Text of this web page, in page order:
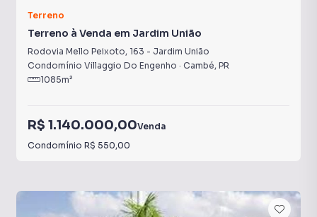
Terreno
Terreno à Venda em Jardim União
Rodovia Mello Peixoto, 163 - Jardim União
Condomínio Villaggio Do Engenho · Cambé, PR
1085m²
R$ 1.140.000,00Venda
Condomínio R$ 550,00